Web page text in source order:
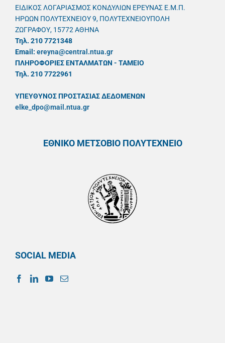
ΕΙΔΙΚΟΣ ΛΟΓΑΡΙΑΣΜΟΣ ΚΟΝΔΥΛΙΩΝ ΕΡΕΥΝΑΣ Ε.Μ.Π.
ΗΡΩΩΝ ΠΟΛΥΤΕΧΝΕΙΟΥ 9, ΠΟΛΥΤΕΧΝΕΙΟΥΠΟΛΗ
ΖΩΓΡΑΦΟΥ, 15772 ΑΘΗΝΑ
Τηλ. 210 7721348
Email: ereyna@central.ntua.gr
ΠΛΗΡΟΦΟΡΙΕΣ ΕΝΤΑΛΜΑΤΩΝ - ΤΑΜΕΙΟ
Τηλ. 210 7722961
ΥΠΕΥΘYΝΟΣ ΠΡΟΣΤΑΣΙΑΣ ΔΕΔΟΜΕΝΩΝ
elke_dpo@mail.ntua.gr
ΕΘΝΙΚΟ ΜΕΤΣΟΒΙΟ ΠΟΛΥΤΕΧΝΕΙΟ
SOCIAL MEDIA